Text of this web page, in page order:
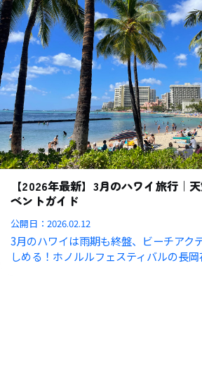
【2026年最新】3月のハワイ旅行｜
ベントガイド
公開日：2026.02.12
3月のハワイは雨期も終盤、ビーチアク
しめる！ホノルルフェスティバルの長